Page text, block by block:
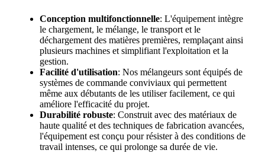
Conception multifonctionnelle: L'équipement intègre
le chargement, le mélange, le transport et le
déchargement des matières premières, remplaçant ainsi
plusieurs machines et simplifiant l'exploitation et la
gestion.
Facilité d'utilisation: Nos mélangeurs sont équipés de
systèmes de commande conviviaux qui permettent
même aux débutants de les utiliser facilement, ce qui
améliore l'efficacité du projet.
Durabilité robuste: Construit avec des matériaux de
haute qualité et des techniques de fabrication avancées,
l'équipement est conçu pour résister à des conditions de
travail intenses, ce qui prolonge sa durée de vie.